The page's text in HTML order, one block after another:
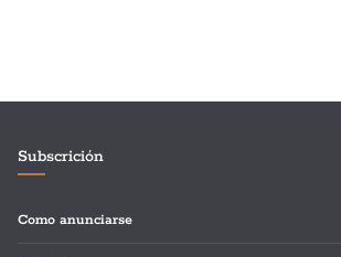
Subscrición
Como anunciarse